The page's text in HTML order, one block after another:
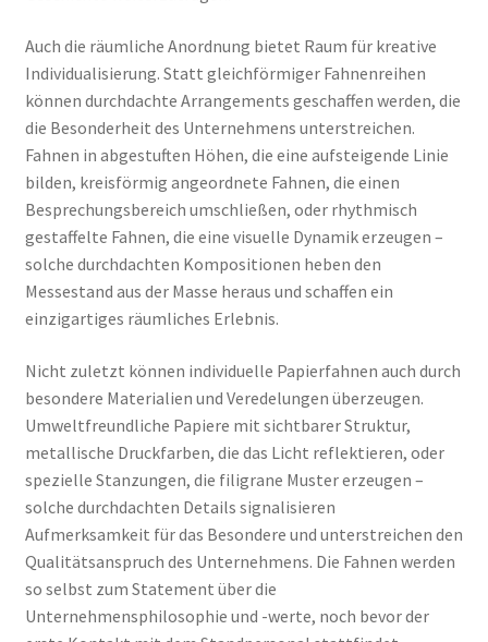
Auch die räumliche Anordnung bietet Raum für kreative
Individualisierung. Statt gleichförmiger Fahnenreihen
können durchdachte Arrangements geschaffen werden, die
die Besonderheit des Unternehmens unterstreichen.
Fahnen in abgestuften Höhen, die eine aufsteigende Linie
bilden, kreisförmig angeordnete Fahnen, die einen
Besprechungsbereich umschließen, oder rhythmisch
gestaffelte Fahnen, die eine visuelle Dynamik erzeugen –
solche durchdachten Kompositionen heben den
Messestand aus der Masse heraus und schaffen ein
einzigartiges räumliches Erlebnis.
Nicht zuletzt können individuelle Papierfahnen auch durch
besondere Materialien und Veredelungen überzeugen.
Umweltfreundliche Papiere mit sichtbarer Struktur,
metallische Druckfarben, die das Licht reflektieren, oder
spezielle Stanzungen, die filigrane Muster erzeugen –
solche durchdachten Details signalisieren
Aufmerksamkeit für das Besondere und unterstreichen den
Qualitätsanspruch des Unternehmens. Die Fahnen werden
so selbst zum Statement über die
Unternehmensphilosophie und -werte, noch bevor der